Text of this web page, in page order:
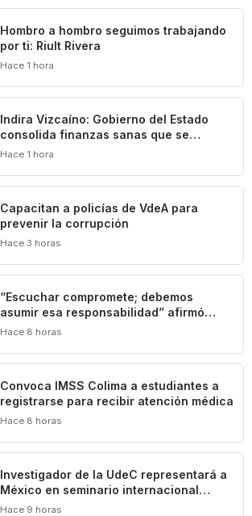
Hombro a hombro seguimos trabajando
por ti: Riult Rivera
Hace 1 hora
Indira Vizcaíno: Gobierno del Estado
consolida finanzas sanas que se
traducen en beneficios para las y los
Hace 1 hora
‎Capacitan a policías de VdeA ‎para
prevenir la corrupción
Hace 3 horas
“Escuchar compromete; debemos
asumir esa responsabilidad” afirmó
Mely Romero
Hace 8 horas
Convoca IMSS Colima a estudiantes a
registrarse para recibir atención médica
Hace 8 horas
Investigador de la UdeC representará a
México en seminario internacional
sobre agua, medio ambiente y geotecnia
Hace 9 horas